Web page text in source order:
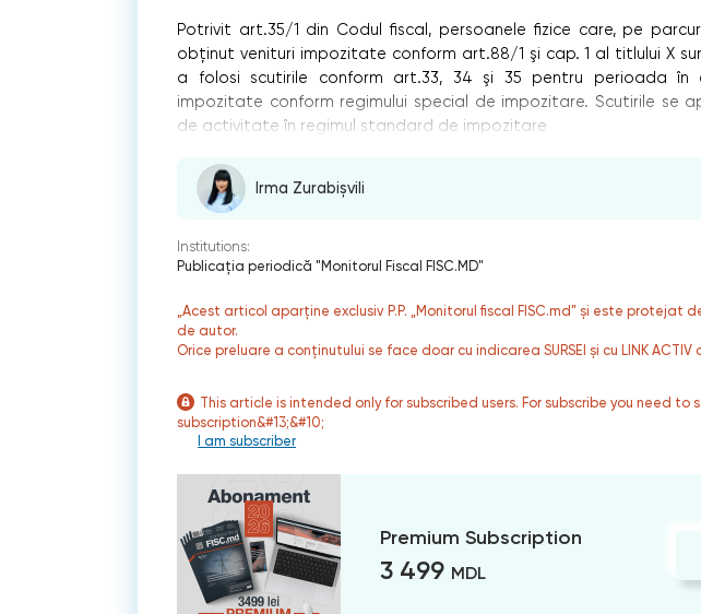
Potrivit art.35/1 din Codul fiscal, persoanele fizice care, pe
obţinut venituri impozitate conform art.88/1 şi cap. 1 al titlului X
a folosi scutirile conform art.33, 34 şi 35 pentru perioada în
impozitate conform regimului special de impozitare. Scutirile se
de activitate în regimul standard de impozitare
Irma Zurabișvili
Institutions:
Publicaţia periodică "Monitorul Fiscal FISC.MD"
„Acest articol aparține exclusiv P.P. „Monitorul fiscal FISC.md” și este protejat
de autor.
Orice preluare a conținutului se face doar cu indicarea SURSEI și cu LINK
This article is intended only for subscribed users. For subscribe you need to
subscription&#13;&#10;
I am subscriber
Premium Subscription
3 499 MDL